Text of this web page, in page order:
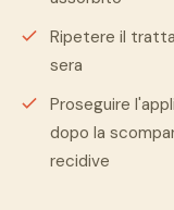
Ripetere il
sera
Proseguire
dopo la
recidive